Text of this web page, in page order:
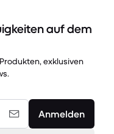
auf dem
exklusiven
Anmelden